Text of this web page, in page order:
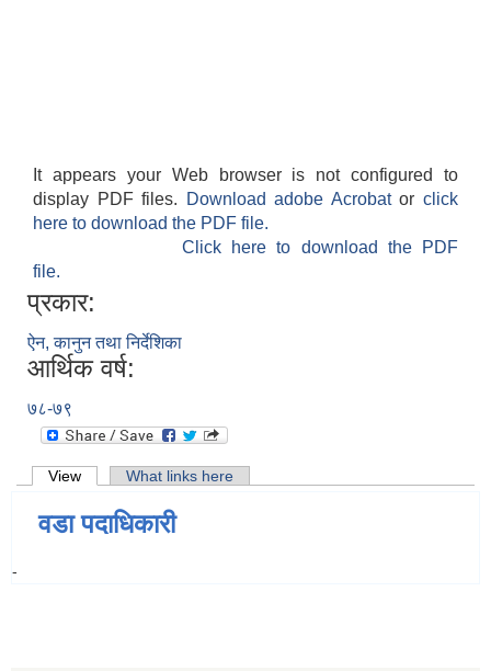
It appears your Web browser is not configured to
display PDF files.
Download adobe Acrobatorclick
here to download the PDF file.
Click here to download the PDF
file.
प्रकार:
ऐन, कानुन तथा निर्देशिका
आर्थिक वर्ष:
७८-७९
Primary tabs
View (active tab)What links here
वडा पदाधिकारी
-